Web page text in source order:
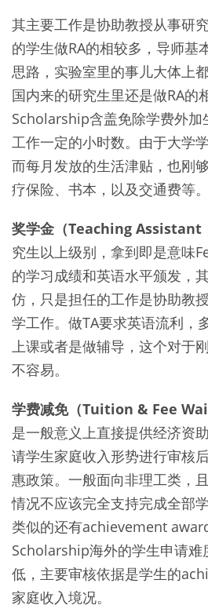
其主要工作是协助教授从事研
的学生做RA的相较多，导师基
思路，实验室里的事儿大体上
国内来的研究生里还是做RA的
Scholarship含盖免除学费外加
工作一定的小时数。由于大学
而每月发放的生活津贴，也刚
疗保险、书本，以及交通费等。
奖学金（Teaching Assistant
究生以上级别，拿到即是意味
的学习成绩和英语水平颁发，
仿，只是担任的工作是协助教
学工作。做TA要求英语流利，
上课或者是做辅导，这个对于
不容易。
学费减免（Tuition & Fee
是一般意义上直接提供经济资
请学生家庭收入形势进行审核
惠政策。一般面向非理工类，
情况不应该完全支持完成全部
类似的还有achievement
Scholarship海外的学生申请难
低，主要审核依据是学生的
家庭收入境况。